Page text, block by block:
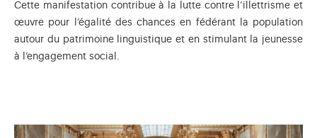
Cette manifestation contribue à la lutte contre l’illettrisme et
œuvre pour l’égalité des chances en fédérant la population
autour du patrimoine linguistique et en stimulant la jeunesse
à l’engagement social.